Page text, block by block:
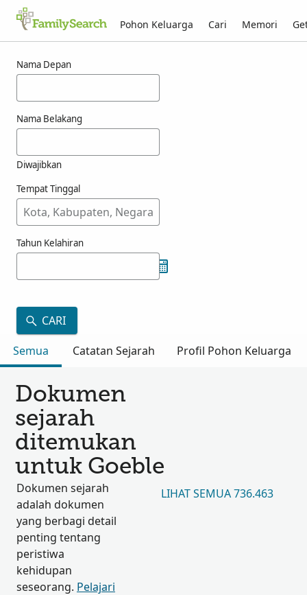
Pohon Keluarga Cari Memori
Nama Depan
Nama Belakang
Diwajibkan
Tempat Tinggal
Tahun Kelahiran
CARI
Semua
Catatan Sejarah Profil Pohon Keluarga
Dokumen
sejarah
ditemukan
untuk Goeble
Dokumen sejarah
adalah dokumen
yang berbagi detail
penting tentang
peristiwa
kehidupan
seseorang. Pelajari
LIHAT SEMUA 736.463